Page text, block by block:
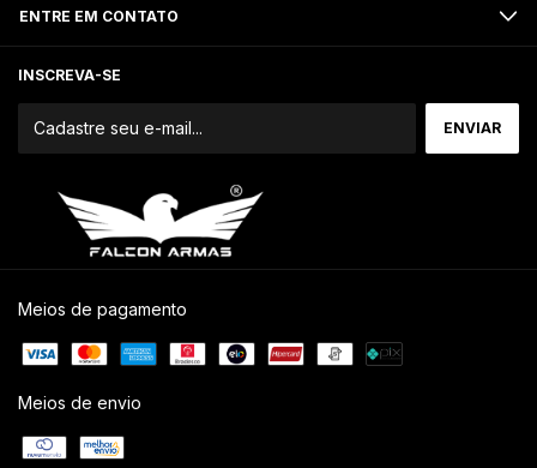
ENTRE EM CONTATO
INSCREVA-SE
Meios de pagamento
Meios de envio